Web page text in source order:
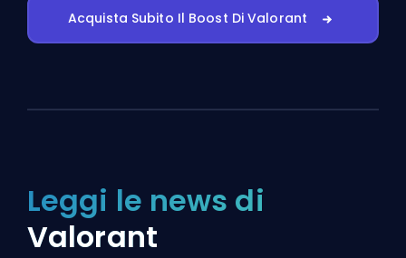
Acquista Subito Il Boost Di Valorant
Leggi le news di
Valorant